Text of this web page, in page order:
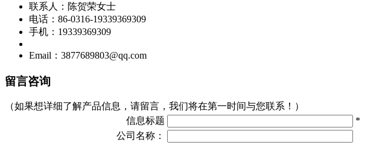
联系人：陈贺荣女士
电话：86-0316-19339369309
手机：19339369309
Email：3877689803@qq.com
留言咨询
（如果想详细了解产品信息，请留言，我们将在第一时间与您联系！）
信息标题
*
公司名称：